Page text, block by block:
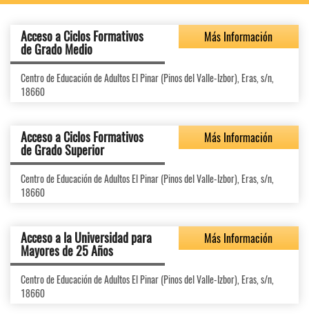
Acceso a Ciclos Formativos
de Grado Medio
Más Información
Centro de Educación de Adultos El Pinar (Pinos del Valle-Izbor), Eras, s/n,
18660
Acceso a Ciclos Formativos
de Grado Superior
Más Información
Centro de Educación de Adultos El Pinar (Pinos del Valle-Izbor), Eras, s/n,
18660
Acceso a la Universidad para
Mayores de 25 Años
Más Información
Centro de Educación de Adultos El Pinar (Pinos del Valle-Izbor), Eras, s/n,
18660